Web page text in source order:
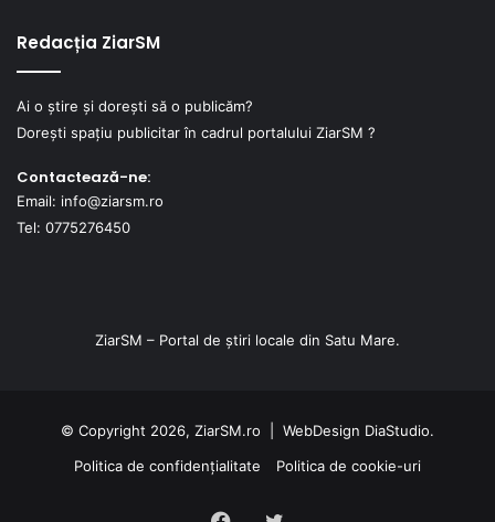
Redacția ZiarSM
Ai o știre și dorești să o publicăm?
Dorești spațiu publicitar în cadrul portalului ZiarSM ?
Contactează-ne:
Email: info@ziarsm.ro
Tel: 0775276450
ZiarSM – Portal de știri locale din Satu Mare.
© Copyright 2026, ZiarSM.ro | WebDesign DiaStudio.
Politica de confidențialitate
Politica de cookie-uri